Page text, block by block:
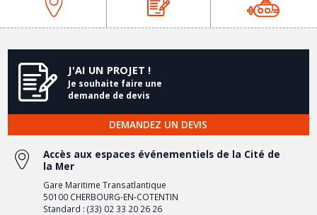
J'AI UN PROJET !
Je souhaite faire une
demande de devis
DEMANDEZ UN DEVIS
Accès aux espaces événementiels de la Cité de
la Mer
Gare Maritime Transatlantique
50100 CHERBOURG-EN-COTENTIN
Standard : (33) 02 33 20 26 26